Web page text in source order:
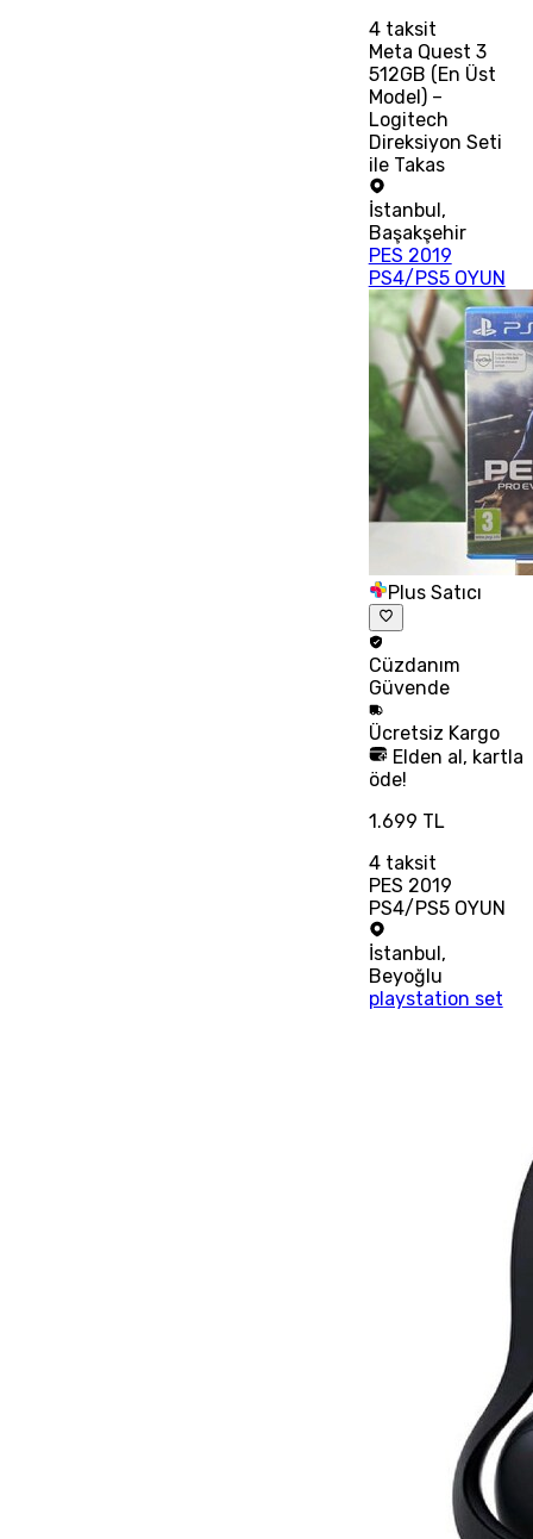
4taksit
Meta Quest 3
512GB (En Üst
Model) –
Logitech
Direksiyon Seti
ile Takas
İstanbul ,
Başakşehir
PES 2019
PS4/PS5 OYUN
Plus Satıcı
Cüzdanım
Güvende
Ücretsiz Kargo
Elden al, kartla
öde!
1.699 TL
4taksit
PES 2019
PS4/PS5 OYUN
İstanbul,
Beyoğlu
playstation set